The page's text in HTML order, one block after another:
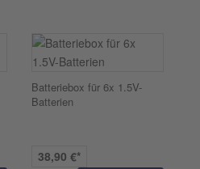
Batteriebox für 6x 1.5V-
Batterien
38,90 €*